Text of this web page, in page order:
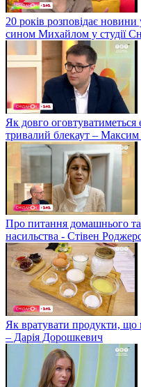
20 років розповідає
сином Михайлом у студії
Як довго
тривалий блекаут – Максим
Про питання домашнього
насильства - Стівен
Як вратувати продукти, що
– Дарія Дорошкевич